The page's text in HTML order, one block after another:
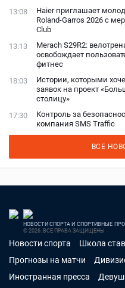
13:08
Haier приглашает
Roland-Garros 2026 с
Club
13:13
Merach S29R2:
освобождает
фитнес
18:03
Истории, которыми
заявок на проект
столицу»
17:30
Контроль за
компания SMS Traffic
ВСЕ
НОВОСТИ СПОРТА И СПОРТИВНЫЕ
© 2026. ВСЕ ПРАВА ЗАЩИЩЕНЫ
Новости спорта Школа
Прогнозы на матчи
Иностранная пресса